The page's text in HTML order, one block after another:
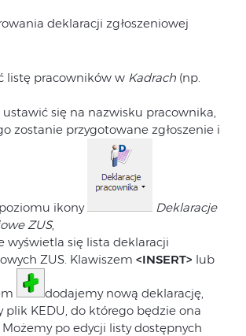
deklaracji zgłoszeniowej
listę pracowników w Kadrach (np.
się na nazwisku pracownika,
zostanie przygotowane zgłoszenie i
ikony
Deklaracje
ZUS,
wyświetla się lista deklaracji
ZUS. Klawiszem <INSERT> lub
dodajemy nową deklarację,
plik KEDU, do którego będzie ona
po edycji listy dostępnych